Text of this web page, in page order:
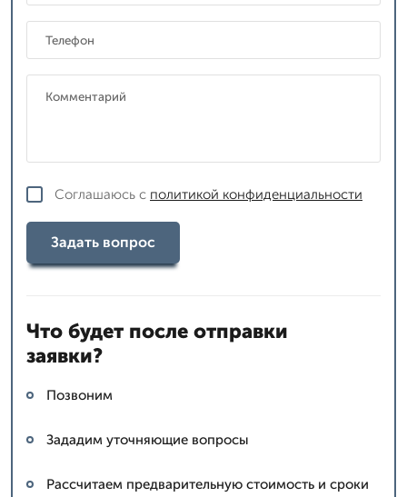
Соглашаюсь с политикой конфиденциальности
Задать вопрос
Что будет после отправки
заявки?
Позвоним
Зададим уточняющие вопросы
Рассчитаем предварительную стоимость и сроки